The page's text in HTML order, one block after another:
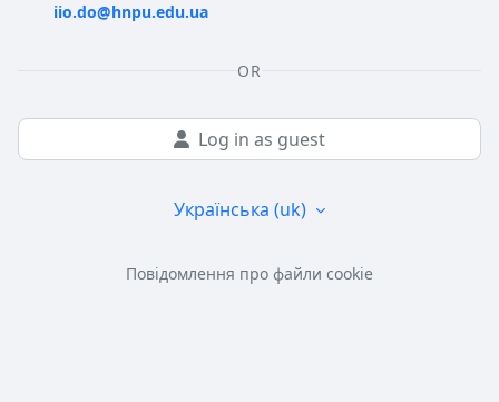
iio.do@hnpu.edu.ua
OR
Log in as guest
Українська ‎(uk)‎
Повідомлення про файли cookie